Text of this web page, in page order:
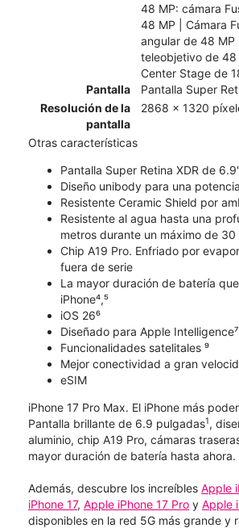
48 MP: cámara
48 MP | Cámara
angular de 48 MP
teleobjetivo de 48
Center Stage de
Pantalla
Pantalla Super
Resolución de la
pantalla
2868 x 1320
Otras características
Pantalla Super Retina XDR de
Diseño unibody para una
Resistente Ceramic Shield por
Resistente al agua hasta una
metros durante un máximo de 30
Chip A19 Pro. Enfriado por
fuera de serie
La mayor duración de batería
iPhone⁴,⁵
iOS 26⁶
Diseñado para Apple Intelligence⁷
Funcionalidades satelitales ⁹
Mejor conectividad a gran
eSIM
iPhone 17 Pro Max. El iPhone más
Pantalla brillante de 6.9 pulgadas1,
aluminio, chip A19 Pro, cámaras
mayor duración de batería hasta ahora.
Además, descubre los increíbles Apple
iPhone 17, Apple iPhone 17 Pro y Apple
disponibles en la red 5G más grande y